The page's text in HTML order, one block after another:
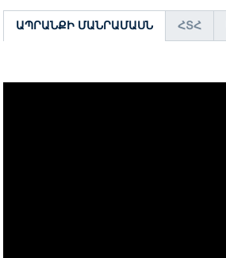
ԱՊՐԱՆՔԻ ՄԱՆՐԱՄԱՍՆ ՀՏՀ